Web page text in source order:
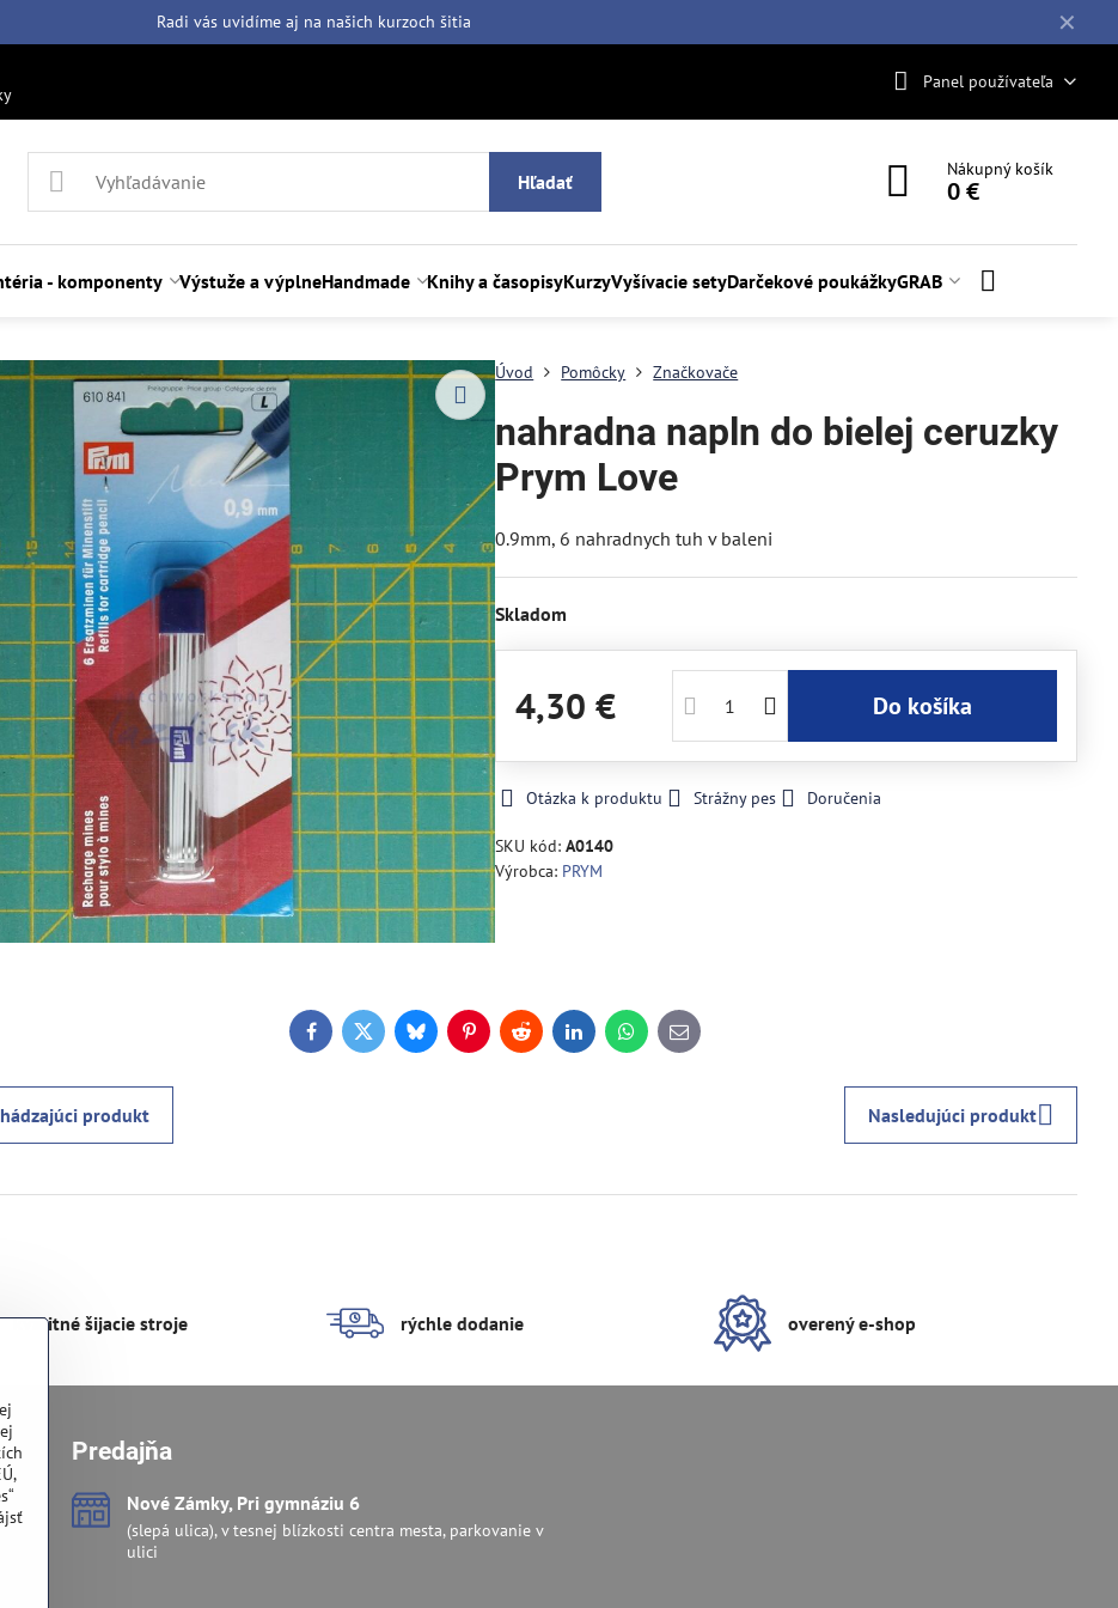
✕
Radi vás uvidíme aj na našich kurzoch šitia
Panel používateľa
Hľadať
Nákupný košík
0 €
- komponenty Výstuže a výplneHandmade Knihy a časopisyKurzyVyšívacie setyDarčekové poukážkyGRAB
Úvod Pomôcky Značkovače
nahradna napln do bielej ceruzky
Prym Love
0.9mm, 6 nahradnych tuh v baleni
Skladom
4,30 € Do košíka
Otázka k produktu Strážny pes Doručenia
SKU kód:A0140
Výrobca: PRYM
FacebookTwitterBlueskyPinterestRedditLinkedInWhatsApp
E-
mail
produkt Nasledujúci produkt
kvalitné šijacie stroje rýchle dodanie overený e-shop
Predajňa
Nové Zámky, Pri gymnáziu 6
(slepá ulica), v tesnej blízkosti centra mesta, parkovanie v
ulici